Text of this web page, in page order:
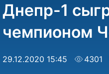
Днепр-1
чемпионом
29.12.2020 15:45 4301